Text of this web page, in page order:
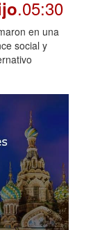
.05:30
en una
social y